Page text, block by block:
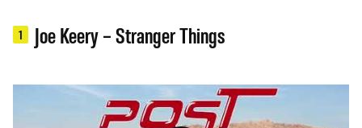
1 Joe Keery – Stranger Things